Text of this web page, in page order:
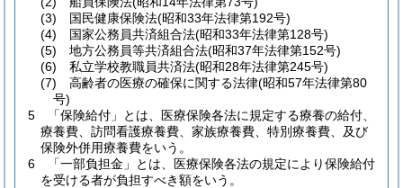
(3)
国民健康保険法(昭和33年法律第192号)
(4)
国家公務員共済組合法(昭和33年法律第128号)
(5)
地方公務員等共済組合法(昭和37年法律第152号)
(6)
私立学校教職員共済法(昭和28年法律第245号)
(7)
高齢者の医療の確保に関する法律(昭和57年法律第80
号)
5
「保険給付」とは、医療保険各法に規定する療養の給付、
療養費、訪問看護療養費、家族療養費、特別療養費、及び
保険外併用療養費をいう。
6
「一部負担金」とは、医療保険各法の規定により保険給付
を受ける者が負担すべき額をいう。